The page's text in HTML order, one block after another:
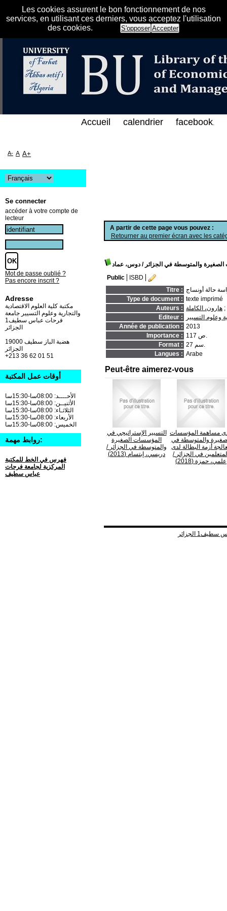
Les cookies assurent le bon fonctionnement de nos
services, en utilisant ces derniers, vous acceptez l'utilisation
des cookies.
S'opposer Accepter
الإلكتروني على الخط المباشر لمكتبة كلية
A partir de cette page vous pouvez :
Retourner au premier écran avec les
والمتوسطة في الجزائر / دوس، عماد
Public
ISBD
Titre :
Type de document : texte imprimé
Auteurs :
; هارون، الكاملة
Editeur :
وعلوم التسيير
Année de publication : 2013
Importance :
117 ص.
Format :
27 سم.
Langues : Arabe
Peut-être aimerez-vous
التسيير الإستراتيجي في
المؤسسات الصغيرة
والمتوسطة في الجزائر /
دريسي، إبتسام (2013)
مساهمة المؤسسات
والمتوسطة في
أزمة البطالة لدى
في الجزائر /
علمي، حمزة (2018)
Accueil calendrier facebook.
A- A A+
Se connecter
accéder à votre compte de
lecteur
Mot de passe oublié ?
Pas encore inscrit ?
Adresse
مكتبة كلية العلوم الاقتصادية
والتجارية وعلوم التسيير جامعة
فرحات عباس سطيف1
الجزائر
19000 هضبة الباز سطيف
+213 36 62 01 51
أوقات عمل المكتبة
الأحــــد: 08:00سا-15:30سا
الأثنيــن: 08:00سا-15:30سا
الثلاثـاء: 08:00سا-15:30سا
الأربعاء: 08:00سا-15:30سا
الخميس: 08:00سا-15:30سا
روابط مهمة:
فهرس في الخط للمكتبة
المركزية لجامعة فرحات
عباس سطيف